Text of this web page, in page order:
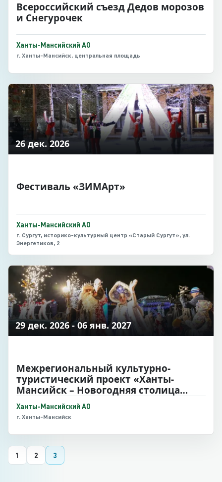
Всероссийский съезд Дедов морозов
и Снегурочек
Ханты-Мансийский АО
г. Ханты-Мансийск, центральная площадь
26 дек. 2026
Фестиваль «ЗИМАрт»
Ханты-Мансийский АО
г. Сургут, историко-культурный центр «Старый Сургут», ул.
Энергетиков, 2
29 дек. 2026 - 06 янв. 2027
Межрегиональный культурно-
туристический проект «Ханты-
Мансийск – Новогодняя столица
Сибири»
Ханты-Мансийский АО
г. Ханты-Мансийск
1 2 3